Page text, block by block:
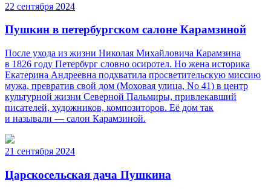
22 сентября 2024
Пушкин в петербургском салоне Карамзиной
После ухода из жизни Николая Михайловича Карамзина
в 1826 году Петербург словно осиротел. Но жена историка
Екатерина Андреевна подхватила просветительскую миссию
мужа, превратив свой дом (Моховая улица, No 41) в центр
культурной жизни Северной Пальмиры, привлекавший
писателей, художников, композиторов. Её дом так
и называли — салон Карамзиной.
21 сентября 2024
Царскосельская дача Пушкина